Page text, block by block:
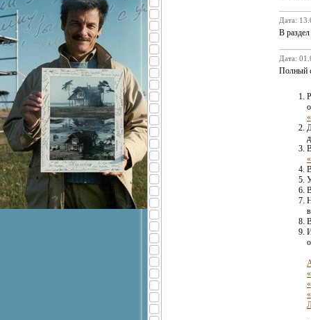
Дата:
В раздел
Дата:
Полный